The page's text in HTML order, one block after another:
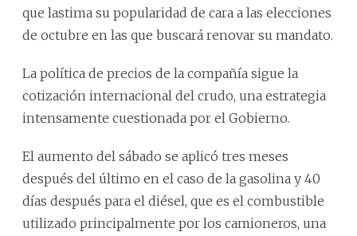
que lastima su popularidad de cara a las elecciones
de octubre en las que buscará renovar su mandato.
La política de precios de la compañía sigue la
cotización internacional del crudo, una estrategia
intensamente cuestionada por el Gobierno.
El aumento del sábado se aplicó tres meses
después del último en el caso de la gasolina y 40
días después para el diésel, que es el combustible
utilizado principalmente por los camioneros, una